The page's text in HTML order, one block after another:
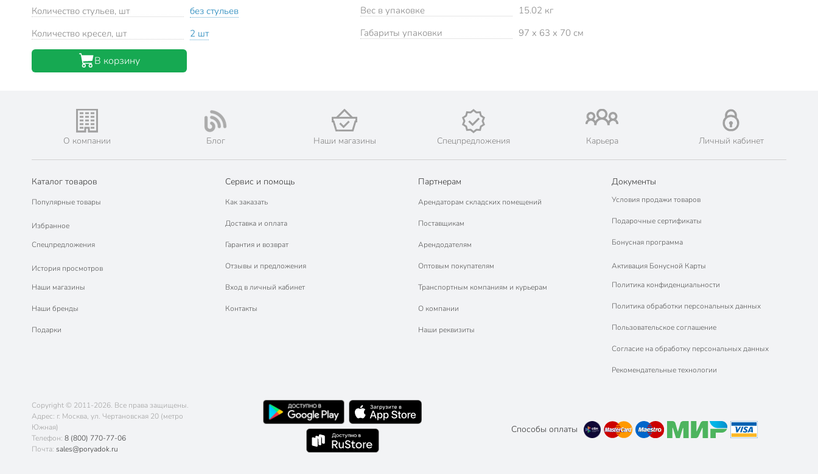
Количество стульев, шт
без стульев
Количество кресел, шт
2 шт
Вес в упаковке
15.02 кг
Габариты упаковки
97 x 63 x 70 см
В корзину
О компании Блог Наши магазины Спецпредложения Карьера Личный кабинет
Каталог товаров
Популярные товары
Избранное
Спецпредложения
История просмотров
Наши магазины
Наши бренды
Подарки
Сервис и помощь
Как заказать
Доставка и оплата
Гарантия и возврат
Отзывы и предложения
Вход в личный кабинет
Контакты
Партнерам
Арендаторам складских помещений
Поставщикам
Арендодателям
Оптовым покупателям
Транспортным компаниям и курьерам
О компании
Наши реквизиты
Документы
Условия продажи товаров
Подарочные сертификаты
Бонусная программа
Активация Бонусной Карты
Политика конфиденциальности
Политика обработки персональных данных
Пользовательское соглашение
Согласие на обработку персональных данных
Рекомендательные технологии
Copyright © 2011-2026. Все права защищены.
Адрес: г. Москва, ул. Чертановская 20 (метро
Южная)
Телефон: 8 (800) 770-77-06
Почта: sales@poryadok.ru
Способы оплаты